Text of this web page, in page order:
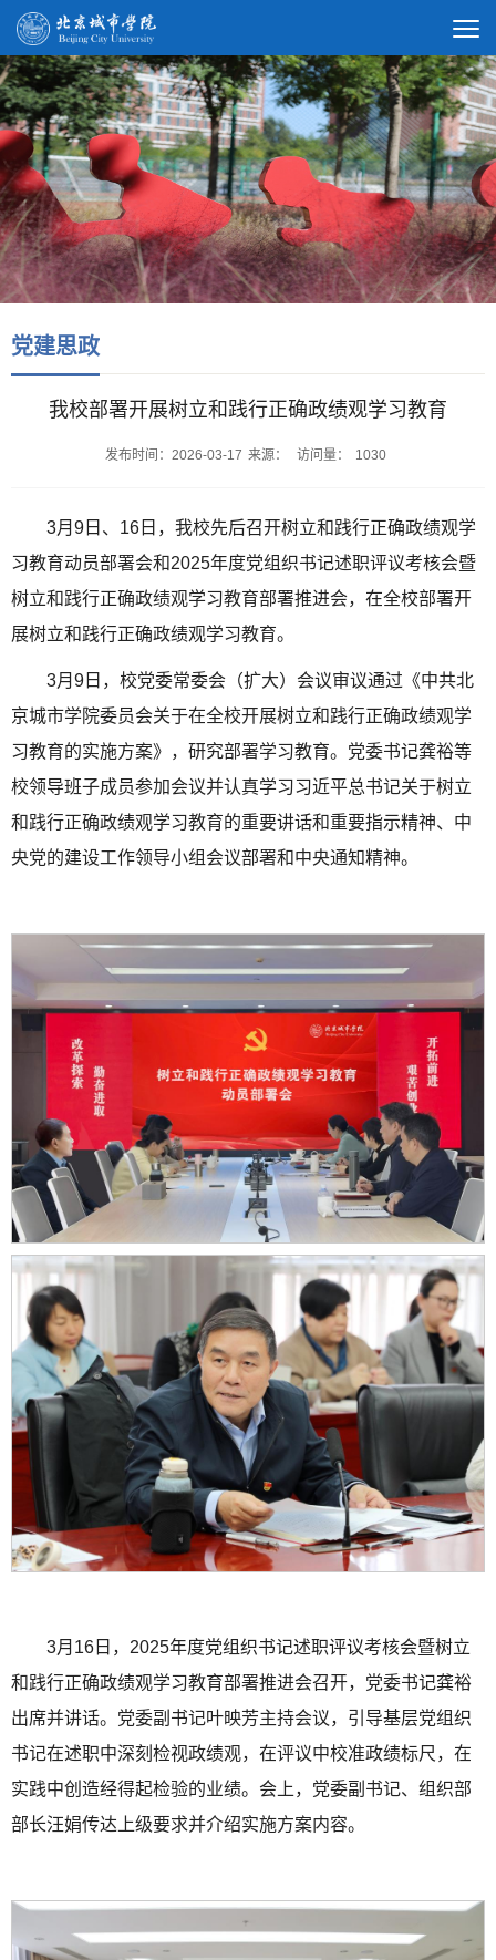
党建思政
我校部署开展树立和践行正确政绩观学习教育
发布时间：2026-03-17 来源： 访问量： 1030
3月9日、16日，我校先后召开树立和践行正确政绩观学
习教育动员部署会和2025年度党组织书记述职评议考核会暨
树立和践行正确政绩观学习教育部署推进会，在全校部署开
展树立和践行正确政绩观学习教育。
3月9日，校党委常委会（扩大）会议审议通过《中共北
京城市学院委员会关于在全校开展树立和践行正确政绩观学
习教育的实施方案》，研究部署学习教育。党委书记龚裕等
校领导班子成员参加会议并认真学习习近平总书记关于树立
和践行正确政绩观学习教育的重要讲话和重要指示精神、中
央党的建设工作领导小组会议部署和中央通知精神。
3月16日，2025年度党组织书记述职评议考核会暨树立
和践行正确政绩观学习教育部署推进会召开，党委书记龚裕
出席并讲话。党委副书记叶映芳主持会议，引导基层党组织
书记在述职中深刻检视政绩观，在评议中校准政绩标尺，在
实践中创造经得起检验的业绩。会上，党委副书记、组织部
部长汪娟传达上级要求并介绍实施方案内容。